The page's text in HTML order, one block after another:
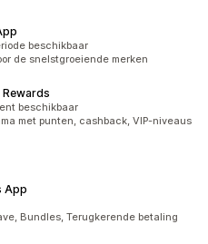
beschikbaar
de snelstgroeiende merken
beschikbaar
met punten, cashback, VIP-niveaus
App
Bundles, Terugkerende betaling